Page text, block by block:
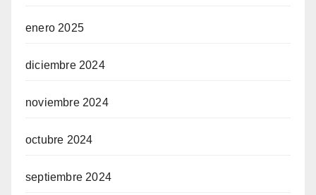
enero 2025
diciembre 2024
noviembre 2024
octubre 2024
septiembre 2024